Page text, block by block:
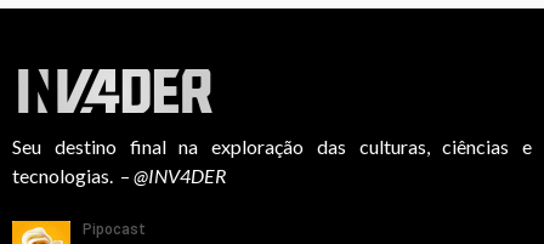
Seu destino final na exploração das culturas, ciências e
tecnologias. – @INV4DER